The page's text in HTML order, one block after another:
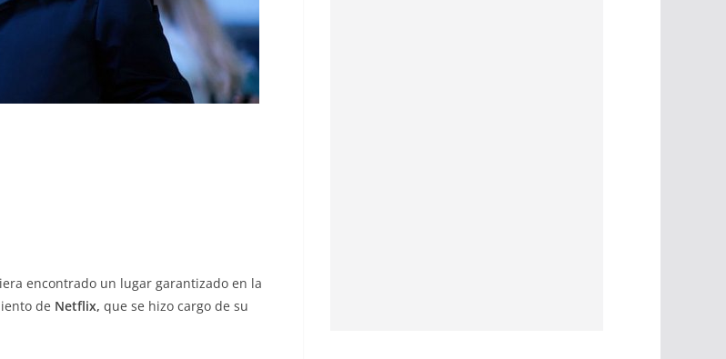
encontrado un lugar garantizado en la
de Netflix, que se hizo cargo de su